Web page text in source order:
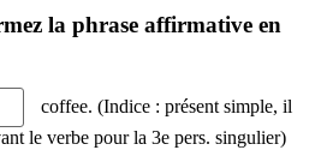
la phrase affirmative en
coffee. (Indice : présent simple, il
le verbe pour la 3e pers. singulier)